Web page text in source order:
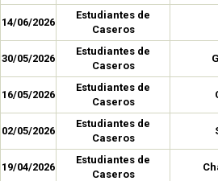
14/06/2026
Estudiantes de
Caseros
30/05/2026
Estudiantes de
Caseros
16/05/2026
Estudiantes de
Caseros
02/05/2026
Estudiantes de
Caseros
19/04/2026
Estudiantes de
Caseros